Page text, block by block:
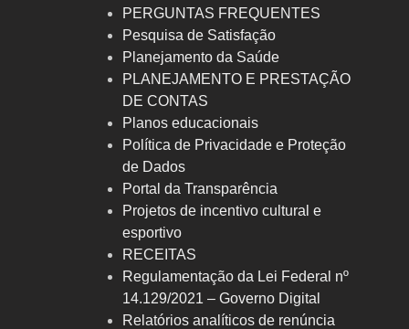
PERGUNTAS FREQUENTES
Pesquisa de Satisfação
Planejamento da Saúde
PLANEJAMENTO E PRESTAÇÃO
DE CONTAS
Planos educacionais
Política de Privacidade e Proteção
de Dados
Portal da Transparência
Projetos de incentivo cultural e
esportivo
RECEITAS
Regulamentação da Lei Federal nº
14.129/2021 – Governo Digital
Relatórios analíticos de renúncia